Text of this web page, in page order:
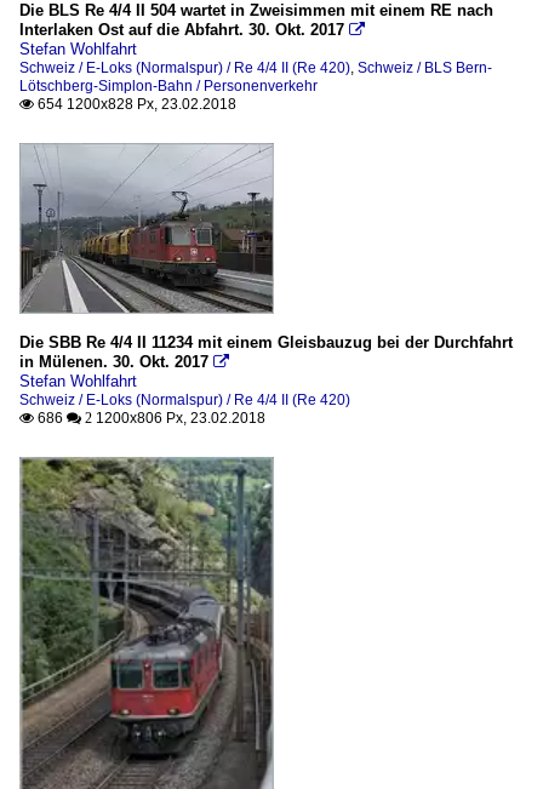
Die BLS Re 4/4 II 504 wartet in Zweisimmen mit einem RE nach
Interlaken Ost auf die Abfahrt. 30. Okt. 2017 
Stefan Wohlfahrt
Schweiz / E-Loks (Normalspur) / Re 4/4 II (Re 420), Schweiz / BLS Bern-
Lötschberg-Simplon-Bahn / Personenverkehr
 654 1200x828 Px, 23.02.2018
Die SBB Re 4/4 II 11234 mit einem Gleisbauzug bei der Durchfahrt
in Mülenen. 30. Okt. 2017 
Stefan Wohlfahrt
Schweiz / E-Loks (Normalspur) / Re 4/4 II (Re 420)
 686  2 1200x806 Px, 23.02.2018